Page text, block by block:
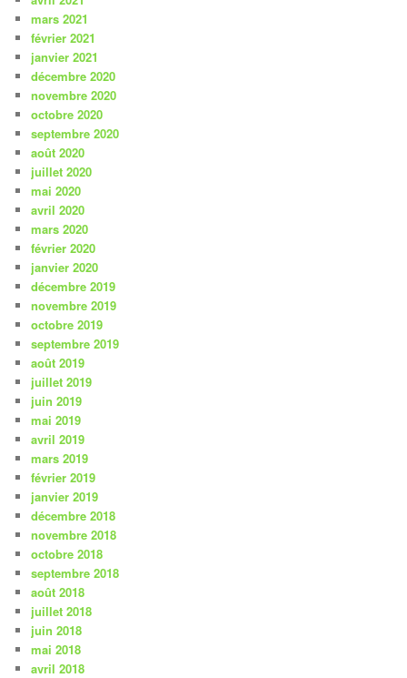
mars 2021
février 2021
janvier 2021
décembre 2020
novembre 2020
octobre 2020
septembre 2020
août 2020
juillet 2020
mai 2020
avril 2020
mars 2020
février 2020
janvier 2020
décembre 2019
novembre 2019
octobre 2019
septembre 2019
août 2019
juillet 2019
juin 2019
mai 2019
avril 2019
mars 2019
février 2019
janvier 2019
décembre 2018
novembre 2018
octobre 2018
septembre 2018
août 2018
juillet 2018
juin 2018
mai 2018
avril 2018